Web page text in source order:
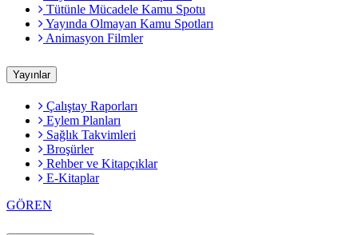
Tütünle Mücadele Kamu Spotu
Yayında Olmayan Kamu Spotları
Animasyon Filmler
Yayınlar
Çalıştay Raporları
Eylem Planları
Sağlık Takvimleri
Broşürler
Rehber ve Kitapçıklar
E-Kitaplar
GÖREN